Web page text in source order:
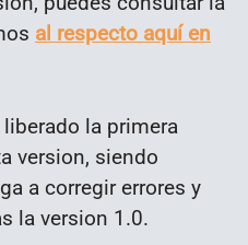
al respecto aquí en
la primera
version, siendo
a corregir errores y
la version 1.0.